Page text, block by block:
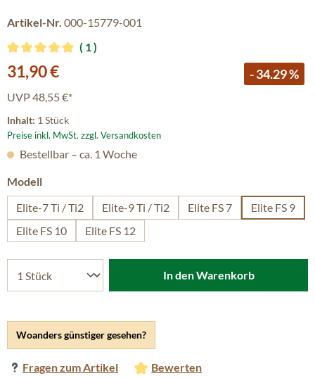
Artikel-Nr. 000-15779-001
Durchschnittliche Bewertung von 5 von 5 Sternen
1
Verkaufspreis:
31,90 € - 34.29 %
UVP48,55 €*
Inhalt: 1 Stück
Preise inkl. MwSt. zzgl. Versandkosten
Woanders günstiger gesehen?
Fragen zum Artikel Bewerten
Bestellbar – ca. 1 Woche
Modellauswählen
Elite-7 Ti / Ti2
Elite-9 Ti / Ti2 Elite FS 7
Elite FS 9
Elite FS 10
Elite FS 12
In den Warenkorb